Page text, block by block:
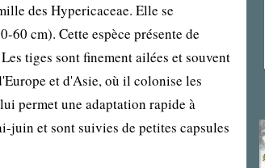
des Hypericaceae. Elle se
60 cm). Cette espèce présente de
tiges sont finement ailées et souvent
et d'Asie, où il colonise les
permet une adaptation rapide à
juin et sont suivies de petites capsules